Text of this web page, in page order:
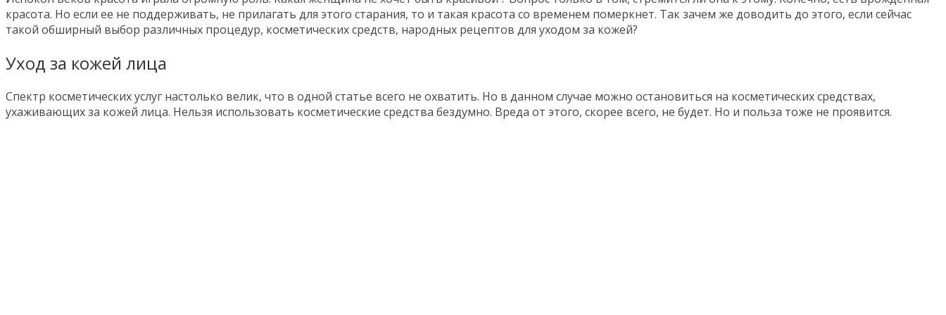
красота. Но если ее не поддерживать, не прилагать для этого старания, то и такая красота со временем померкнет. Так зачем же доводить до этого, если сейчас
такой обширный выбор различных процедур, косметических средств, народных рецептов для уходом за кожей?
Уход за кожей лица
Спектр косметических услуг настолько велик, что в одной статье всего не охватить. Но в данном случае можно остановиться на косметических средствах,
ухаживающих за кожей лица. Нельзя использовать косметические средства бездумно. Вреда от этого, скорее всего, не будет. Но и польза тоже не проявится.